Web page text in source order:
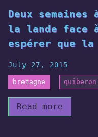
Deux semaines
la lande face
espérer que la
July 27, 2015
bretagne quiberon
Read more